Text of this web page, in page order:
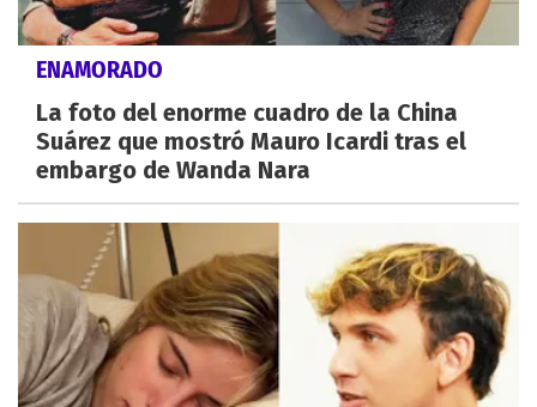
ENAMORADO
La foto del enorme cuadro de la China
Suárez que mostró Mauro Icardi tras el
embargo de Wanda Nara